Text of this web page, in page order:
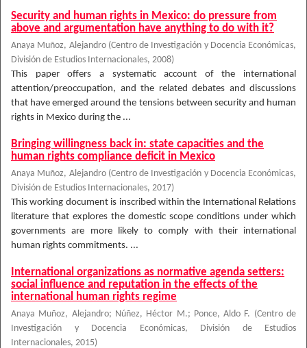
Security and human rights in Mexico: do pressure from
above and argumentation have anything to do with it?
Anaya Muñoz, Alejandro (Centro de Investigación y Docencia Económicas,
División de Estudios Internacionales, 2008)
This paper offers a systematic account of the international
attention/preoccupation, and the related debates and discussions
that have emerged around the tensions between security and human
rights in Mexico during the ...
Bringing willingness back in: state capacities and the
human rights compliance deficit in Mexico
Anaya Muñoz, Alejandro (Centro de Investigación y Docencia Económicas,
División de Estudios Internacionales, 2017)
This working document is inscribed within the International Relations
literature that explores the domestic scope conditions under which
governments are more likely to comply with their international
human rights commitments. ...
International organizations as normative agenda setters:
social influence and reputation in the effects of the
international human rights regime
Anaya Muñoz, Alejandro; Núñez, Héctor M.; Ponce, Aldo F. (Centro de
Investigación y Docencia Económicas, División de Estudios
Internacionales, 2015)